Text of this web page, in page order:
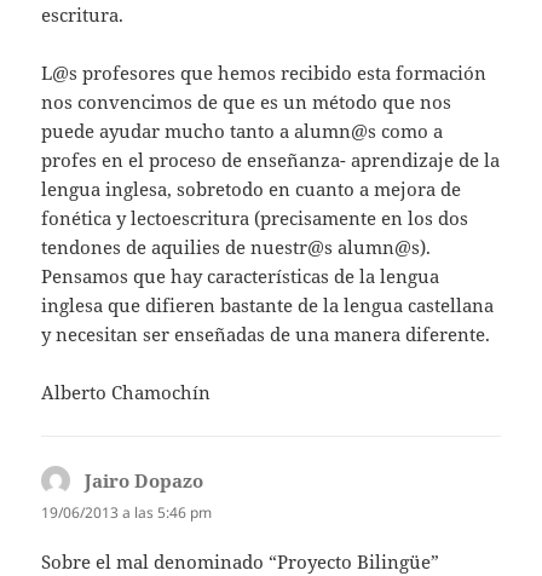
escritura.
L@s profesores que hemos recibido esta formación
nos convencimos de que es un método que nos
puede ayudar mucho tanto a alumn@s como a
profes en el proceso de enseñanza- aprendizaje de la
lengua inglesa, sobretodo en cuanto a mejora de
fonética y lectoescritura (precisamente en los dos
tendones de aquilies de nuestr@s alumn@s).
Pensamos que hay características de la lengua
inglesa que difieren bastante de la lengua castellana
y necesitan ser enseñadas de una manera diferente.
Alberto Chamochín
Jairo Dopazo
19/06/2013 a las 5:46 pm
Sobre el mal denominado “Proyecto Bilingüe”